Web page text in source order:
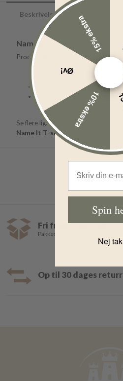
Beskrivelse
Name It T-shirt
Produktinformation
Mærke: Name It
Model: T-shirt
Materiale: 100% økologisk
Se flere lignende produkter her:
Name It T-shirt
Fri fragt over 499,-
Pakkeshop 35,- |
Op til 30 dages
10% ekstra
Øv!
15% ekstra
Spin
Nej tak